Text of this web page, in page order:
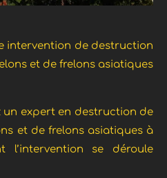
intervention de destruction
et de frelons asiatiques
un expert en destruction de
et de frelons asiatiques à
l’intervention se déroule